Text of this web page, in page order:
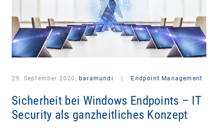
29. September 2020, baramundi Endpoint Management
Sicherheit bei Windows Endpoints – IT
Security als ganzheitliches Konzept